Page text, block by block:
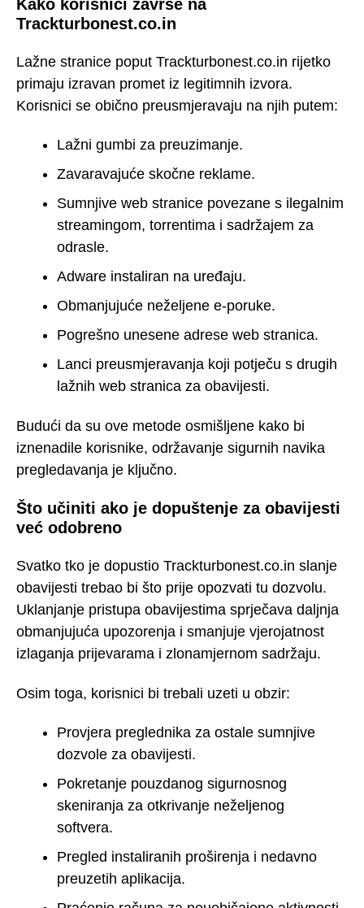
Kako korisnici završe na
Trackturbonest.co.in
Lažne stranice poput Trackturbonest.co.in rijetko
primaju izravan promet iz legitimnih izvora.
Korisnici se obično preusmjeravaju na njih putem:
Lažni gumbi za preuzimanje.
Zavaravajuće skočne reklame.
Sumnjive web stranice povezane s ilegalnim
streamingom, torrentima i sadržajem za
odrasle.
Adware instaliran na uređaju.
Obmanjujuće neželjene e-poruke.
Pogrešno unesene adrese web stranica.
Lanci preusmjeravanja koji potječu s drugih
lažnih web stranica za obavijesti.
Budući da su ove metode osmišljene kako bi
iznenadile korisnike, održavanje sigurnih navika
pregledavanja je ključno.
Što učiniti ako je dopuštenje za obavijesti
već odobreno
Svatko tko je dopustio Trackturbonest.co.in slanje
obavijesti trebao bi što prije opozvati tu dozvolu.
Uklanjanje pristupa obavijestima sprječava daljnja
obmanjujuća upozorenja i smanjuje vjerojatnost
izlaganja prijevarama i zlonamjernom sadržaju.
Osim toga, korisnici bi trebali uzeti u obzir:
Provjera preglednika za ostale sumnjive
dozvole za obavijesti.
Pokretanje pouzdanog sigurnosnog
skeniranja za otkrivanje neželjenog
softvera.
Pregled instaliranih proširenja i nedavno
preuzetih aplikacija.